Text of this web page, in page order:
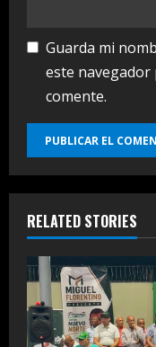
Guarda mi
este navegador
comente.
RELATED STORIES